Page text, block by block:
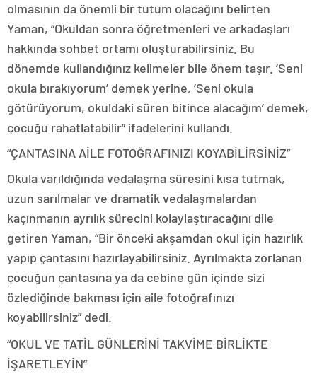
olmasının da önemli bir tutum olacağını belirten
Yaman, “Okuldan sonra öğretmenleri ve arkadaşları
hakkında sohbet ortamı oluşturabilirsiniz. Bu
dönemde kullandığınız kelimeler bile önem taşır. ’Seni
okula bırakıyorum’ demek yerine, ’Seni okula
götürüyorum, okuldaki süren bitince alacağım’ demek,
çocuğu rahatlatabilir” ifadelerini kullandı.
“ÇANTASINA AİLE FOTOĞRAFINIZI KOYABİLİRSİNİZ”
Okula varıldığında vedalaşma süresini kısa tutmak,
uzun sarılmalar ve dramatik vedalaşmalardan
kaçınmanın ayrılık sürecini kolaylaştıracağını dile
getiren Yaman, “Bir önceki akşamdan okul için hazırlık
yapıp çantasını hazırlayabilirsiniz. Ayrılmakta zorlanan
çocuğun çantasına ya da cebine gün içinde sizi
özlediğinde bakması için aile fotoğrafınızı
koyabilirsiniz” dedi.
“OKUL VE TATİL GÜNLERİNİ TAKVİME BİRLİKTE
İŞARETLEYİN”